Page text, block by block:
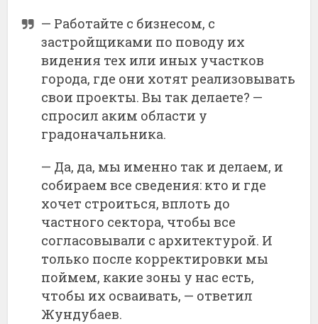
— Работайте с бизнесом, с
застройщиками по поводу их
видения тех или иных участков
города, где они хотят реализовывать
свои проекты. Вы так делаете? —
спросил аким области у
градоначальника.
— Да, да, мы именно так и делаем, и
собираем все сведения: кто и где
хочет строиться, вплоть до
частного сектора, чтобы все
согласовывали с архитектурой. И
только после корректировки мы
поймем, какие зоны у нас есть,
чтобы их осваивать, — ответил
Жундубаев.